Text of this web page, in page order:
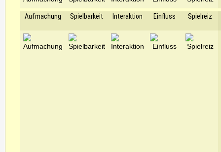
Aufmachung Spielbarkeit Interaktion Einfluss Spielreiz